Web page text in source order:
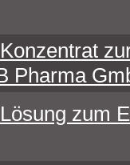
Pharma
zum